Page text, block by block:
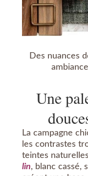
Des nuances
Une
La campagne
les contrastes
teintes
lin, blanc cassé,